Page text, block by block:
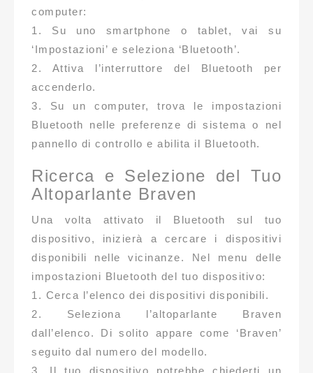
computer:
1. Su uno smartphone o tablet, vai su
‘Impostazioni’ e seleziona ‘Bluetooth’.
2. Attiva l’interruttore del Bluetooth per
accenderlo.
3. Su un computer, trova le impostazioni
Bluetooth nelle preferenze di sistema o nel
pannello di controllo e abilita il Bluetooth.
Ricerca e Selezione del Tuo
Altoparlante Braven
Una volta attivato il Bluetooth sul tuo
dispositivo, inizierà a cercare i dispositivi
disponibili nelle vicinanze. Nel menu delle
impostazioni Bluetooth del tuo dispositivo:
1. Cerca l’elenco dei dispositivi disponibili.
2. Seleziona l’altoparlante Braven
dall’elenco. Di solito appare come ‘Braven’
seguito dal numero del modello.